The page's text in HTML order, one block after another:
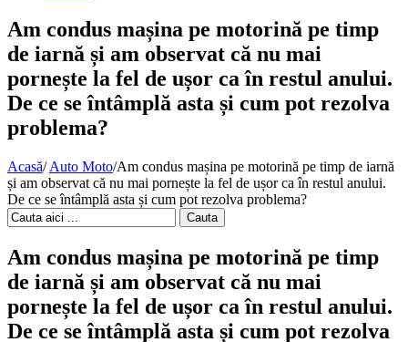
Am condus mașina pe motorină pe timp
de iarnă și am observat că nu mai
pornește la fel de ușor ca în restul anului.
De ce se întâmplă asta și cum pot rezolva
problema?
Acasă/ Auto Moto/Am condus mașina pe motorină pe timp de iarnă
și am observat că nu mai pornește la fel de ușor ca în restul anului.
De ce se întâmplă asta și cum pot rezolva problema?
Cauta
Am condus mașina pe motorină pe timp
de iarnă și am observat că nu mai
pornește la fel de ușor ca în restul anului.
De ce se întâmplă asta și cum pot rezolva